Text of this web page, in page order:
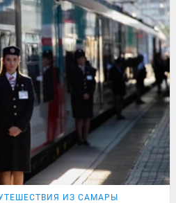
ИЗ САМАРЫ